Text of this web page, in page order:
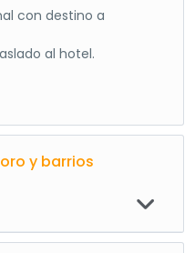
con destino a
al hotel.
y barrios